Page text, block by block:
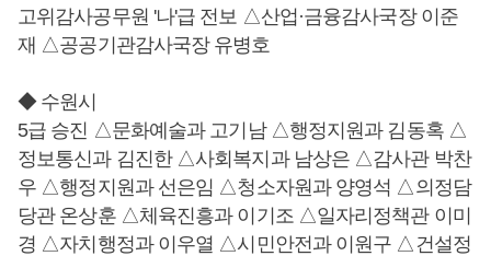
고위감사공무원 '나'급 전보 △산업·금융감사국장 이준
재 △공공기관감사국장 유병호
◆ 수원시
5급 승진 △문화예술과 고기남 △행정지원과 김동혹 △
정보통신과 김진한 △사회복지과 남상은 △감사관 박찬
우 △행정지원과 선은임 △청소자원과 양영석 △의정담
당관 온상훈 △체육진흥과 이기조 △일자리정책관 이미
경 △자치행정과 이우열 △시민안전과 이원구 △건설정